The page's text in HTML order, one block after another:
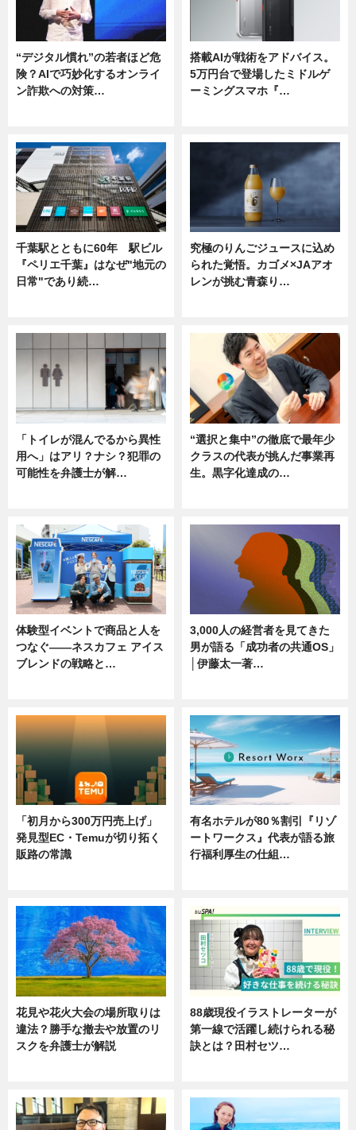
“デジタル慣れ”の若者ほど危
険？AIで巧妙化するオンライ
ン詐欺への対策…
搭載AIが戦術をアドバイス。
5万円台で登場したミドルゲ
ーミングスマホ『…
千葉駅とともに60年 駅ビル
『ペリエ千葉』はなぜ"地元の
日常"であり続…
究極のりんごジュースに込め
られた覚悟。カゴメ×JAアオ
レンが挑む青森り…
「トイレが混んでるから異性
用へ」はアリ？ナシ？犯罪の
可能性を弁護士が解…
“選択と集中”の徹底で最年少
クラスの代表が挑んだ事業再
生。黒字化達成の…
体験型イベントで商品と人を
つなぐ――ネスカフェ アイス
ブレンドの戦略と…
3,000人の経営者を見てきた
男が語る「成功者の共通OS」
│伊藤太一著…
「初月から300万円売上げ」
発見型EC・Temuが切り拓く
販路の常識
有名ホテルが80％割引『リゾ
ートワークス』代表が語る旅
行福利厚生の仕組…
花見や花火大会の場所取りは
違法？勝手な撤去や放置のリ
スクを弁護士が解説
88歳現役イラストレーターが
第一線で活躍し続けられる秘
訣とは？田村セツ…